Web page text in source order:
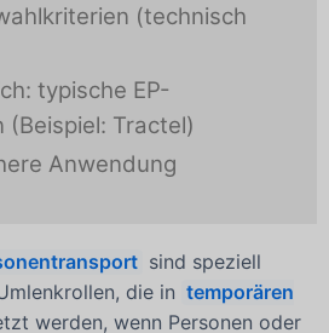
(technisch
typische EP-
Tractel)
Anwendung
sind speziell
die in temporären
werden, wenn Personen oder